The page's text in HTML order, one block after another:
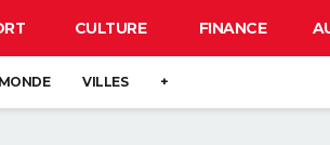
CULTURE FINANCE
MONDE VILLES +